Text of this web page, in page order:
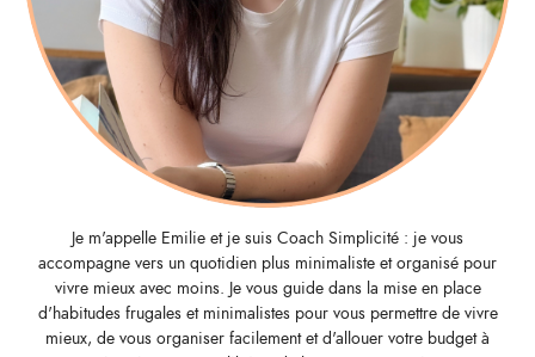
Je m'appelle Emilie et je suis Coach Simplicité : je vous
accompagne vers un quotidien plus minimaliste et organisé pour
vivre mieux avec moins. Je vous guide dans la mise en place
d'habitudes frugales et minimalistes pour vous permettre de vivre
mieux, de vous organiser facilement et d'allouer votre budget à